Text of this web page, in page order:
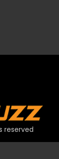
reserved